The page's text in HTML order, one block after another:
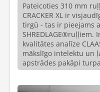
Pateicoties 310 mm
CRACKER XL ir
tirgū - tas ir pieejams
SHREDLAGE®ruļļiem.
kvalitātes analīze
mākslīgo intelektu un
apstrādes pakāpi